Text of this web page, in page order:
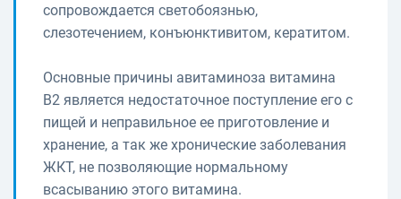
сопровождается светобоязнью,
слезотечением, конъюнктивитом, кератитом.
Основные причины авитаминоза витамина
В2 является недостаточное поступление его с
пищей и неправильное ее приготовление и
хранение, а так же хронические заболевания
ЖКТ, не позволяющие нормальному
всасыванию этого витамина.